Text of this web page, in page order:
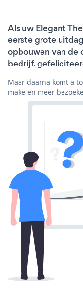
Als uw Elegant
eerste grote
opbouwen van de
bedrijf.
Maar daarna komt a
make en meer